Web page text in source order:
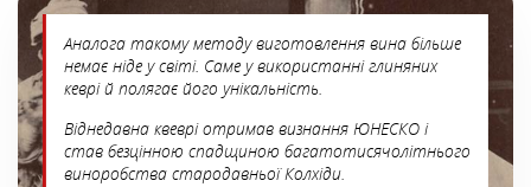
Аналога такому методу виготовлення вина більше
немає ніде у світі. Саме у використанні глиняних
кеврі й полягає його унікальність.
Віднедавна квеврі отримав визнання ЮНЕСКО і
став безцінною спадщиною багатотисячолітнього
виноробства стародавньої Колхіди.